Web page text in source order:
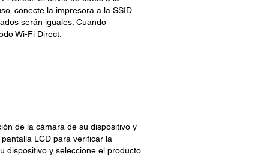
conecte la impresora a la SSID
serán iguales. Cuando
Wi-Fi Direct.
de la cámara de su dispositivo y
LCD para verificar la
dispositivo y seleccione el producto